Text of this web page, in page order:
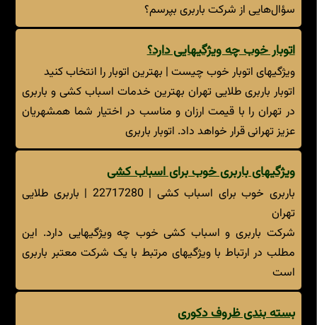
سؤال‌هایی از شرکت باربری بپرسم؟
اتوبار خوب چه ویژگیهایی دارد؟
ویژگیهای اتوبار خوب چیست | بهترین اتوبار را انتخاب کنید
اتوبار باربری طلایی تهران بهترین خدمات اسباب کشی و باربری
در تهران را با قیمت ارزان و مناسب در اختیار شما همشهریان
عزیز تهرانی قرار خواهد داد. اتوبار باربری
ویژگیهای باربری خوب برای اسباب کشی
باربری خوب برای اسباب کشی | 22717280 | باربری طلایی
تهران
شرکت باربری و اسباب کشی خوب چه ویژگیهایی دارد. این
مطلب در ارتباط با ویژگیهای مرتبط با یک شرکت معتبر باربری
است
بسته بندی ظروف دکوری